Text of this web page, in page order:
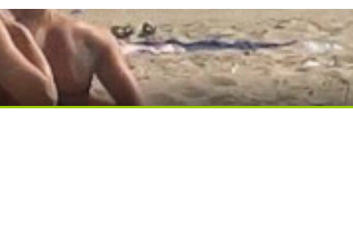
когда их не видят...